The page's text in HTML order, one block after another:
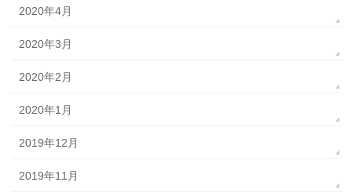
2020年4月
2020年3月
2020年2月
2020年1月
2019年12月
2019年11月